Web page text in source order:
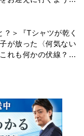
？＞『Tシャツが乾く
が放った〈何気ない
れも何かの伏線？」